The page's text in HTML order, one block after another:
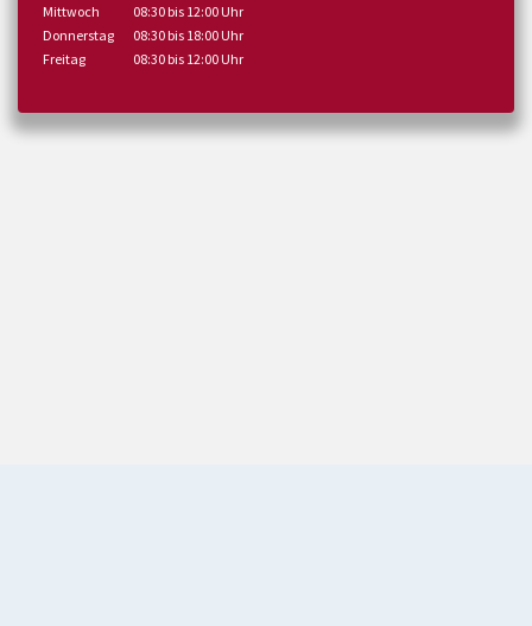
Mittwoch
08:30 bis 12:00 Uhr
Donnerstag
08:30 bis 18:00 Uhr
Freitag
08:30 bis 12:00 Uhr